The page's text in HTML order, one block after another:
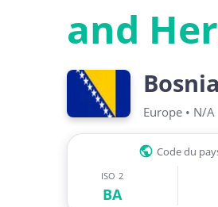
and
Europe • N/A
Code du
ISO 2
BA